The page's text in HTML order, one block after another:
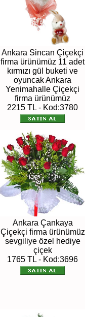
Ankara Sincan Çiçekçi
firma ürünümüz 11 adet
kırmızı gül buketi ve
oyuncak Ankara
Yenimahalle Çiçekçi
firma ürünümüz
2215 TL - Kod:3780
Ankara Çankaya
Çiçekçi firma ürünümüz
sevgiliye özel hediye
çiçek
1765 TL - Kod:3696